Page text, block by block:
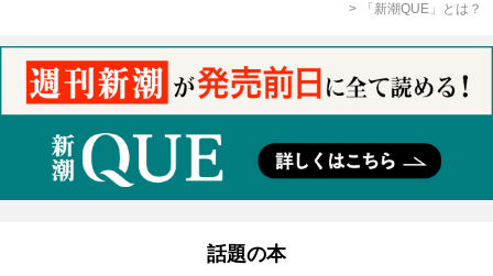
「新潮QUE」とは？
話題の本